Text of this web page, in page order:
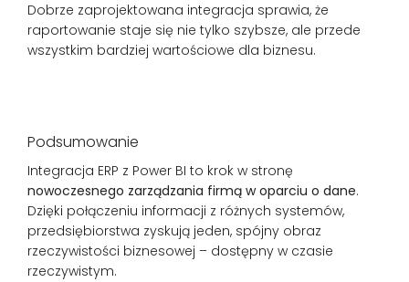
Dobrze zaprojektowana integracja sprawia, że
raportowanie staje się nie tylko szybsze, ale przede
wszystkim bardziej wartościowe dla biznesu.
Podsumowanie
Integracja ERP z Power BI to krok w stronę
nowoczesnego zarządzania firmą w oparciu o dane.
Dzięki połączeniu informacji z różnych systemów,
przedsiębiorstwa zyskują jeden, spójny obraz
rzeczywistości biznesowej – dostępny w czasie
rzeczywistym.